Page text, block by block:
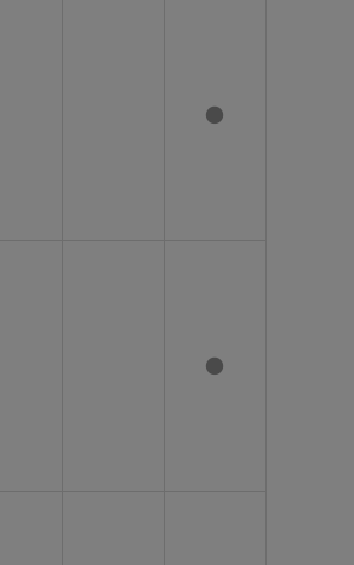
●
●